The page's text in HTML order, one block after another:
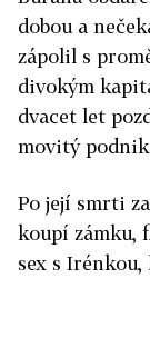
dobou a
zápolil s
divokým
dvacet let
movitý
Po její smrti
koupí zámku,
sex s